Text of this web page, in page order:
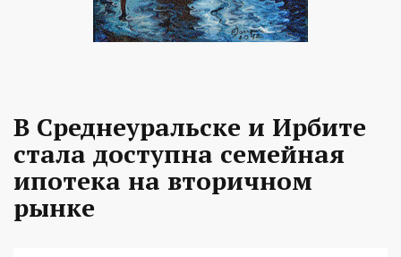
В Среднеуральске и Ирбите
стала доступна семейная
ипотека на вторичном
рынке